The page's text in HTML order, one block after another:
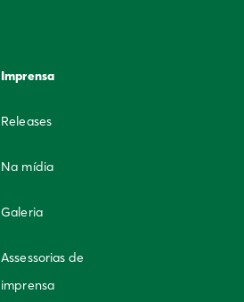
Imprensa
Releases
Na mídia
Galeria
Assessorias de
imprensa